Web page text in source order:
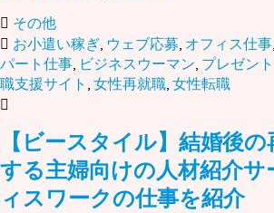
その他
お小遣い稼ぎ, ウェブ応募, オフィス仕事,
パート仕事, ビジネスウーマン, プレゼン
職支援サイト , 女性再就職, 女性転職
【ビースタイル】結婚後
する主婦向けの人材紹介サ
ィスワークの仕事を紹介